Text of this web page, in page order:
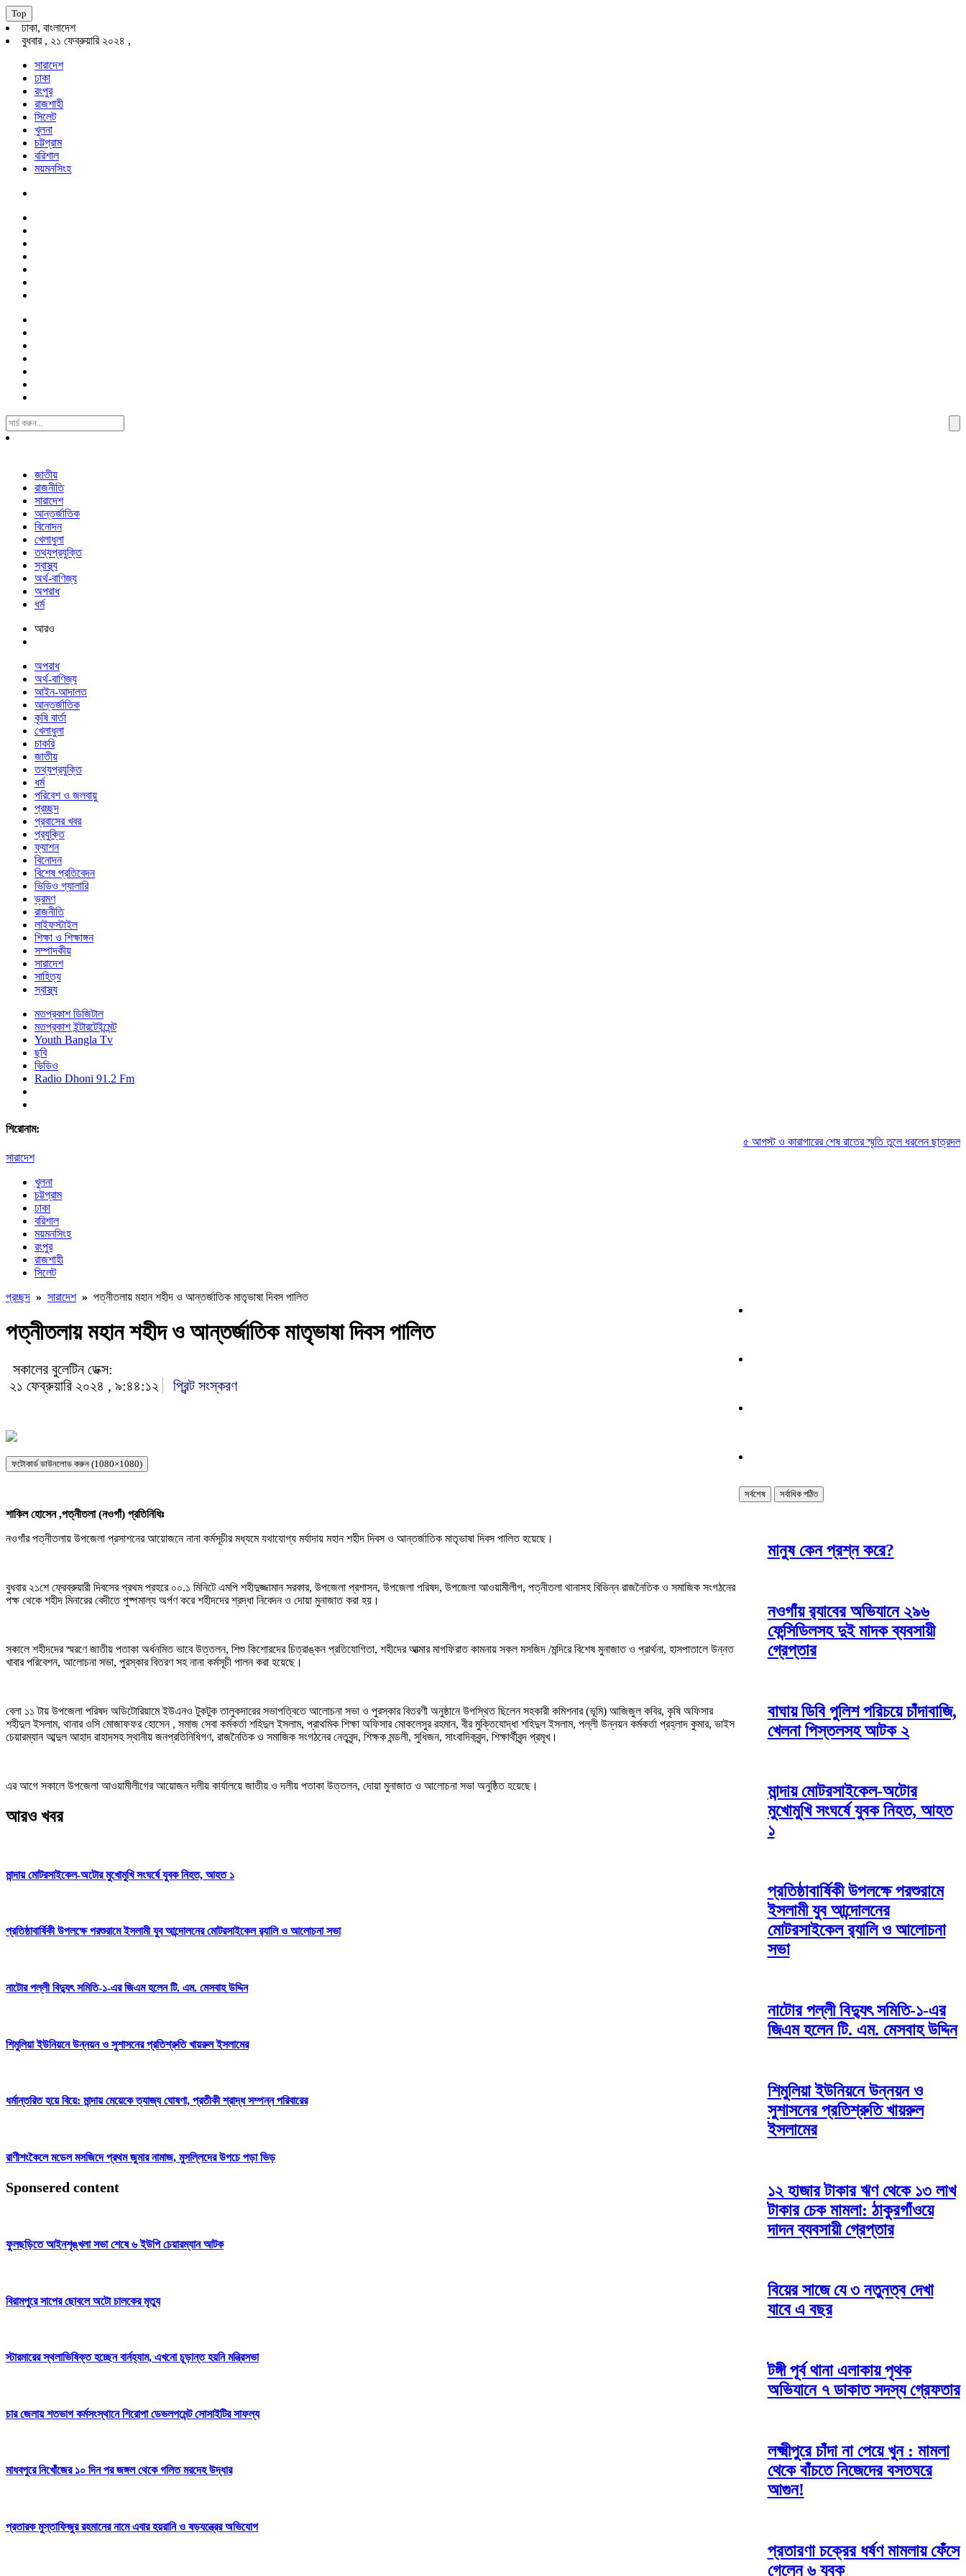
Top
ঢাকা, বাংলাদেশ
বুধবার , ২১ ফেব্রুয়ারি ২০২৪ ,
সারাদেশ
ঢাকা
রংপুর
রাজশাহী
সিলেট
খুলনা
চট্টগ্রাম
বরিশাল
ময়মনসিংহ
Search
For:
জাতীয়
রাজনীতি
সারাদেশ
আন্তর্জাতিক
বিনোদন
খেলাধুলা
তথ্যপ্রযুক্তি
স্বাস্থ্য
অর্থ-বাণিজ্য
অপরাধ
ধর্ম
আরও
অপরাধ
অর্থ-বাণিজ্য
আইন-আদালত
আন্তর্জাতিক
কৃষি বার্তা
খেলাধুলা
চাকরি
জাতীয়
তথ্যপ্রযুক্তি
ধর্ম
পরিবেশ ও জলবায়ু
প্রচ্ছদ
প্রবাসের খবর
প্রযুক্তি
ফ্যাশন
বিনোদন
বিশেষ প্রতিবেদন
ভিডিও গ্যালারি
ভ্রমণ
রাজনীতি
লাইফস্টাইল
শিক্ষা ও শিক্ষাঙ্গন
সম্পাদকীয়
সারাদেশ
সাহিত্য
স্বাস্থ্য
মতপ্রকাশ ডিজিটাল
মতপ্রকাশ ইন্টারটেইন্মেন্ট
Youth Bangla Tv
ছবি
ভিডিও
Radio Dhoni 91.2 Fm
শিরোনাম:
৫ আগস্ট ও কারাগারের শেষ রাতের স্মৃতি তুলে ধরলেন ছাত্রদল নেতা
সারাদেশ
খুলনা
চট্টগ্রাম
ঢাকা
বরিশাল
ময়মনসিংহ
রংপুর
রাজশাহী
সিলেট
প্রচ্ছদ » সারাদেশ» পত্নীতলায় মহান শহীদ ও আন্তর্জাতিক মাতৃভাষা দিবস পালিত
পত্নীতলায় মহান শহীদ ও আন্তর্জাতিক মাতৃভাষা দিবস পালিত
সকালের বুলেটিন ডেক্স:
২১ ফেব্রুয়ারি ২০২৪ , ৯:৪৪:১২
প্রিন্ট সংস্করণ
ফটোকার্ড ডাউনলোড করুন (1080×1080)
শাকিল হোসেন ,পত্নীতলা (নওগাঁ) প্রতিনিধিঃ
নওগাঁর পত্নীতলায় উপজেলা প্রসাশনের আয়োজনে নানা কর্মসূচীর মধ্যমে যথাযোগ্য মর্যাদায় মহান শহীদ দিবস ও আন্তর্জাতিক মাতৃভাষা দিবস পালিত হয়েছে।
বুধবার ২১শে ফ্রেব্রুয়ারী দিবসের প্রথম প্রহরে ০০.১ মিনিটে এমপি শহীদুজ্জামান সরকার, উপজেলা প্রশাসন, উপজেলা পরিষদ, উপজেলা আওয়ামীলীগ, পত্নীতলা থানাসহ বিভিন্ন রাজনৈতিক ও সমাজিক সংগঠনের
পক্ষ থেকে শহীদ মিনারের বেদীতে পুষ্পমাল্য অর্পণ করে শহীদদের শ্রদ্ধা নিবেদন ও দোয়া মুনাজাত করা হয়।
সকালে শহীদদের স্মরণে জাতীয় পতাকা অর্ধনমিত ভাবে উত্তলন, শিশু কিশোরদের চিত্রাঙ্কন প্রতিযোগিতা, শহীদের আত্মার মাগফিরাত কামনায় সকল মসজিদ /মন্দিরে বিশেষ মুনাজাত ও প্রার্থনা, হাসপাতালে উন্নত
খাবার পরিবেশন, আলোচনা সভা, পুরস্কার বিতরণ সহ নানা কর্মসূচী পালন করা হয়েছে।
বেলা ১১ টায় উপজেলা পরিষদ অডিটোরিয়ামে ইউএনও টুকটুক তালুকদারের সভাপত্বিতে আলোচনা সভা ও পুরস্কার বিতরণী অনুষ্ঠানে উপস্থিত ছিলেন সহকারী কমিশনার (ভূমি) আজিজুল কবির, কৃষি অফিসার
শহীদুল ইসলাম, থানার ওসি মোজাফফর হোসেন , সমাজ সেবা কর্মকর্তা শহিদুল ইসলাম, প্রাথমিক শিক্ষা অফিসার মোকলেসুর রহমান, বীর মুক্তিযোদ্ধা শহিদুল ইসলাম, পল্লী উন্নয়ন কর্মকর্তা প্রহ্লাদ কুমার, ভাইস
চেয়ারম্যান আব্দুল আহাদ রাহাদসহ স্থানীয় জনপ্রতিনিধিগণ, রাজনৈতিক ও সমাজিক সংগঠনের নেতৃবৃন্দ, শিক্ষক মন্ডলী, সুধিজন, সাংবাদিকবৃন্দ, শিক্ষার্থীবৃন্দ প্রমূখ।
এর আগে সকালে উপজেলা আওয়ামীলীগের আয়োজন দলীয় কার্যালয়ে জাতীয় ও দলীয় পতাকা উত্তলন, দোয়া মুনাজাত ও আলোচনা সভা অনুষ্ঠিত হয়েছে।
আরও খবর
মান্দায় মোটরসাইকেল-অটোর মুখোমুখি সংঘর্ষে যুবক নিহত, আহত ১
প্রতিষ্ঠাবার্ষিকী উপলক্ষে পরশুরামে ইসলামী যুব আন্দোলনের মোটরসাইকেল র‌্যালি ও আলোচনা সভা
নাটোর পল্লী বিদ্যুৎ সমিতি-১-এর জিএম হলেন টি. এম. মেসবাহ উদ্দিন
শিমুলিয়া ইউনিয়নে উন্নয়ন ও সুশাসনের প্রতিশ্রুতি খায়রুল ইসলামের
ধর্মান্তরিত হয়ে বিয়ে: মান্দায় মেয়েকে ত্যাজ্য ঘোষণা, প্রতীকী শ্রাদ্ধ সম্পন্ন পরিবারের
রাণীশংকৈলে মডেল মসজিদে প্রথম জুমার নামাজ, মুসল্লিদের উপচে পড়া ভিড়
Sponsered content
ফুলছড়িতে আইনশৃঙ্খলা সভা শেষে ৬ ইউপি চেয়ারম্যান আটক
বিরামপুরে সাপের ছোবলে অটো চালকের মৃত্যু
স্টারমারের স্থলাভিষিক্ত হচ্ছেন বার্নহ্যাম, এখনো চূড়ান্ত হয়নি মন্ত্রিসভা
চার জেলায় শতভাগ কর্মসংস্থানে শিরোপা ডেভলপমেন্ট সোসাইটির সাফল্য
মাধবপুরে নিখোঁজের ১০ দিন পর জঙ্গল থেকে গলিত মরদেহ উদ্ধার
প্রতারক মুস্তাফিজুর রহমানের নামে এবার হয়রানি ও ষড়যন্ত্রের অভিযোগ
সর্বশেষ সর্বাধিক পঠিত
মানুষ কেন প্রশ্ন করে?
নওগাঁয় র‌্যাবের অভিযানে ২৯৬
ফেন্সিডিলসহ দুই মাদক ব্যবসায়ী
গ্রেপ্তার
বাঘায় ডিবি পুলিশ পরিচয়ে চাঁদাবাজি,
খেলনা পিস্তলসহ আটক ২
মান্দায় মোটরসাইকেল-অটোর
মুখোমুখি সংঘর্ষে যুবক নিহত, আহত
১
প্রতিষ্ঠাবার্ষিকী উপলক্ষে পরশুরামে
ইসলামী যুব আন্দোলনের
মোটরসাইকেল র‌্যালি ও আলোচনা
সভা
নাটোর পল্লী বিদ্যুৎ সমিতি-১-এর
জিএম হলেন টি. এম. মেসবাহ উদ্দিন
শিমুলিয়া ইউনিয়নে উন্নয়ন ও
সুশাসনের প্রতিশ্রুতি খায়রুল
ইসলামের
১২ হাজার টাকার ঋণ থেকে ১৩ লাখ
টাকার চেক মামলা: ঠাকুরগাঁওয়ে
দাদন ব্যবসায়ী গ্রেপ্তার
বিয়ের সাজে যে ৩ নতুনত্ব দেখা
যাবে এ বছর
টঙ্গী পূর্ব থানা এলাকায় পৃথক
অভিযানে ৭ ডাকাত সদস্য গ্রেফতার
লক্ষ্মীপুরে চাঁদা না পেয়ে খুন : মামলা
থেকে বাঁচতে নিজেদের বসতঘরে
আগুন!
প্রতারণা চক্রের ধর্ষণ মামলায় ফেঁসে
গেলেন ৬ যুবক